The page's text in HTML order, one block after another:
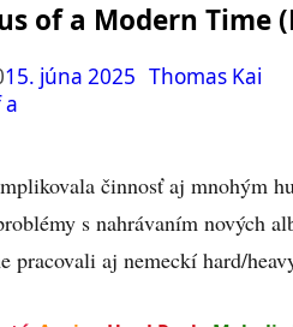
of a Modern Time
15. júna 2025 Thomas Kai
činnosť aj mnohým
s nahrávaním nových
pracovali aj nemeckí hard/